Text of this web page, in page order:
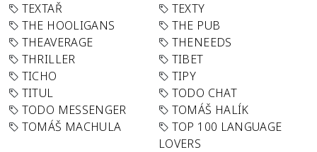
TEXTAŘ
TEXTY
THE HOOLIGANS
THE PUB
THEAVERAGE
THENEEDS
THRILLER
TIBET
TICHO
TIPY
TITUL
TODO CHAT
TODO MESSENGER
TOMÁŠ HALÍK
TOMÁŠ MACHULA
TOP 100 LANGUAGE
LOVERS